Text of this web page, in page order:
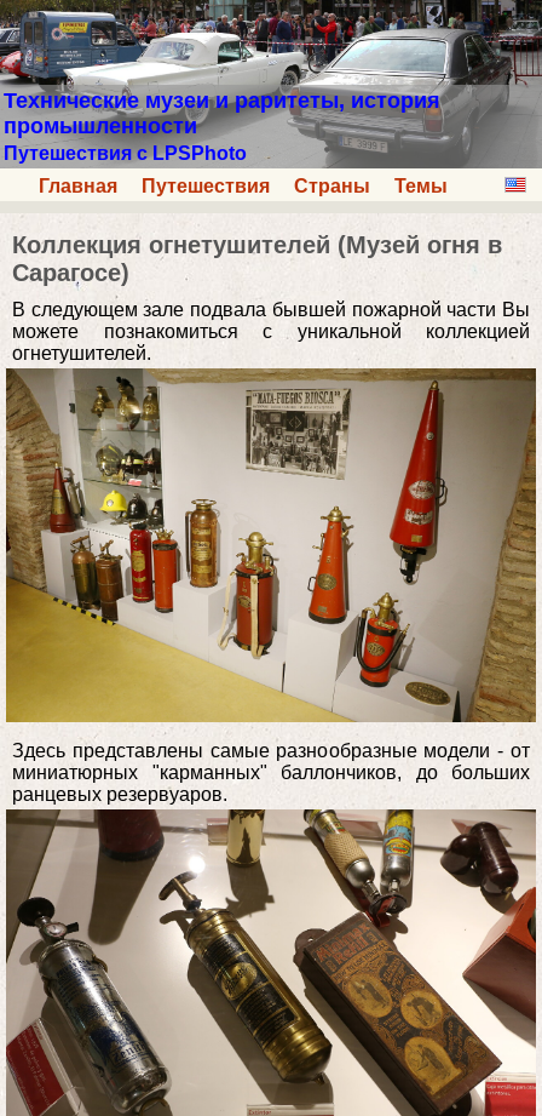
Технические музеи и раритеты, история
промышленности
Путешествия с LPSPhoto
Главная
Путешествия Страны Темы
Коллекция огнетушителей (Музей огня в
Сарагосе)
В следующем зале подвала бывшей пожарной части Вы
можете познакомиться с уникальной коллекцией
огнетушителей.
Здесь представлены самые разнообразные модели - от
миниатюрных "карманных" баллончиков, до больших
ранцевых резервуаров.